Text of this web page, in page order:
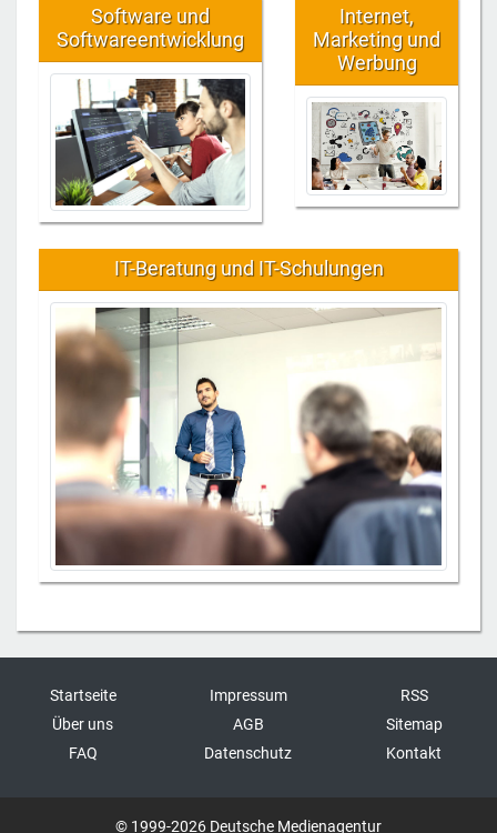
Software und
Softwareentwicklung
Internet,
Marketing und
Werbung
IT-Beratung und IT-Schulungen
Startseite
Über uns
FAQ
Impressum
AGB
Datenschutz
RSS
Sitemap
Kontakt
© 1999-2026 Deutsche Medienagentur